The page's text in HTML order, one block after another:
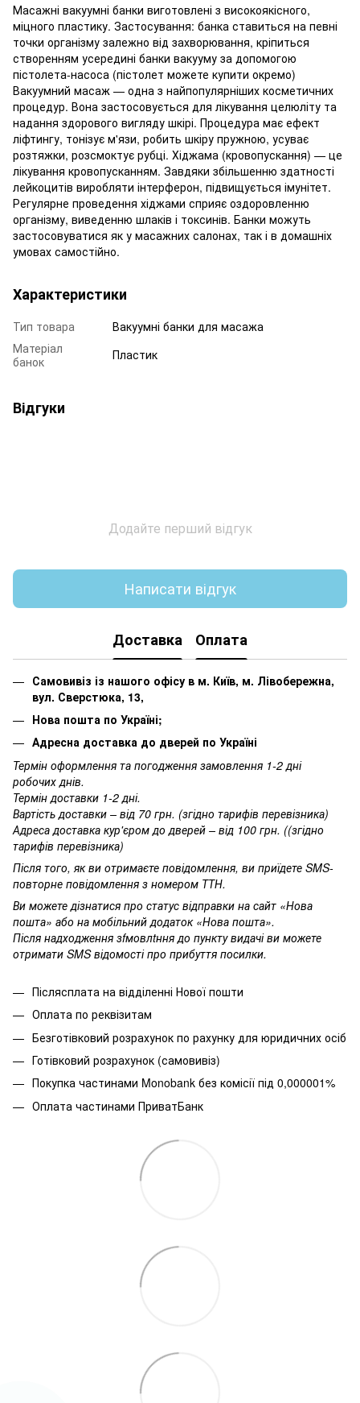
Масажні вакуумні банки виготовлені з високоякісного,
міцного пластику. Застосування: банка ставиться на певні
точки організму залежно від захворювання, кріпиться
створенням усередині банки вакууму за допомогою
пістолета-насоса (пістолет можете купити окремо)
Вакуумний масаж — одна з найпопулярніших косметичних
процедур. Вона застосовується для лікування целюліту та
надання здорового вигляду шкірі. Процедура має ефект
ліфтингу, тонізує м'язи, робить шкіру пружною, усуває
розтяжки, розсмоктує рубці. Хіджама (кровопускання) — це
лікування кровопусканням. Завдяки збільшенню здатності
лейкоцитів виробляти інтерферон, підвищується імунітет.
Регулярне проведення хіджами сприяє оздоровленню
організму, виведенню шлаків і токсинів. Банки можуть
застосовуватися як у масажних салонах, так і в домашніх
умовах самостійно.
Характеристики
Тип товара
Вакуумні банки для масажа
Матеріал
банок
Пластик
Відгуки
Додайте перший відгук
Написати відгук
Доставка Оплата
Самовивіз із нашого офісу в м. Київ, м. Лівобережна,
вул. Сверстюка, 13,
Нова пошта по Україні;
Адресна доставка до дверей по Україні
Термін оформлення та погодження замовлення 1-2 дні
робочих днів.
Термін доставки 1-2 дні.
Вартість доставки – від 70 грн. (згідно тарифів перевізника)
Адреса доставка кур'єром до дверей – від 100 грн. ((згідно
тарифів перевізника)
Після того, як ви отримаєте повідомлення, ви приїдете SMS-
повторне повідомлення з номером ТТН.
Ви можете дізнатися про статус відправки на сайт «Нова
пошта» або на мобільний додаток «Нова пошта».
Після надходження зfмовлtння до пункту видачі ви можете
отримати SMS відомості про прибуття посилки.
Післясплата на відділенні Нової пошти
Оплата по реквізитам
Безготівковий розрахунок по рахунку для юридичних осіб
Готівковий розрахунок (самовивіз)
Покупка частинами Monobank без комісії під 0,000001%
Оплата частинами ПриватБанк